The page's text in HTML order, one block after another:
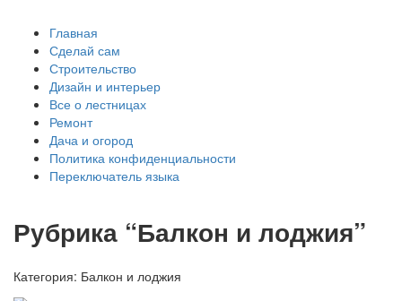
Главная
Сделай сам
Строительство
Дизайн и интерьер
Все о лестницах
Ремонт
Дача и огород
Политика конфиденциальности
Переключатель языка
Рубрика “Балкон и лоджия”
Категория: Балкон и лоджия